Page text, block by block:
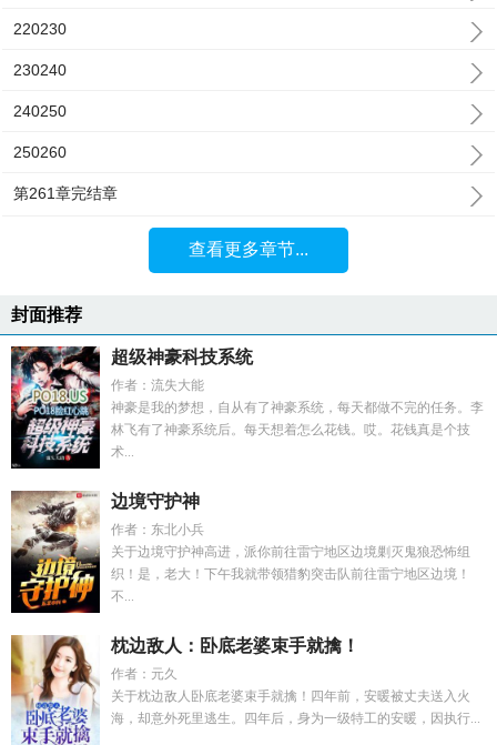
220230
230240
240250
250260
第261章完结章
查看更多章节...
封面推荐
超级神豪科技系统
作者：流失大能
神豪是我的梦想，自从有了神豪系统，每天都做不完的任务。李
林飞有了神豪系统后。每天想着怎么花钱。哎。花钱真是个技
术...
边境守护神
作者：东北小兵
关于边境守护神高进，派你前往雷宁地区边境剿灭鬼狼恐怖组
织！是，老大！下午我就带领猎豹突击队前往雷宁地区边境！
不...
枕边敌人：卧底老婆束手就擒！
作者：元久
关于枕边敌人卧底老婆束手就擒！四年前，安暖被丈夫送入火
海，却意外死里逃生。四年后，身为一级特工的安暖，因执行...